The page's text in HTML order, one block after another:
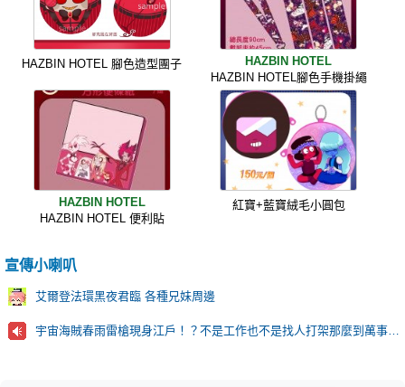
HAZBIN HOTEL 腳色造型團子
HAZBIN HOTEL
HAZBIN HOTEL腳色手機掛繩
HAZBIN HOTEL
HAZBIN HOTEL 便利貼
紅寶+藍寶絨毛小圓包
宣傳小喇叭
艾爾登法環黑夜君臨 各種兄妹周邊
宇宙海賊春雨雷槍現身江戶！？不是工作也不是找人打架那麼到萬事屋的目的究竟是…？